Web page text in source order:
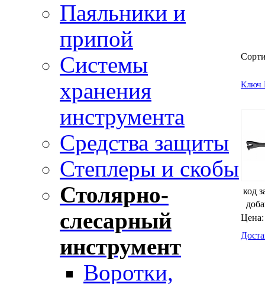
Паяльники и
припой
Системы
хранения
инструмента
Средства защиты
Степлеры и скобы
Столярно-
слесарный
инструмент
Воротки,
Ключ
код
Цена: